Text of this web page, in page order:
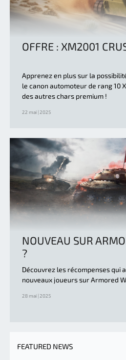
OFFRE : XM2001
Apprenez en plus sur la
le canon automoteur de rang 10
des autres chars premium !
22 mai | 2025
NOUVEAU SUR
?
Découvrez les récompenses qui
nouveaux joueurs sur Armored
28 mai | 2025
FEATURED NEWS